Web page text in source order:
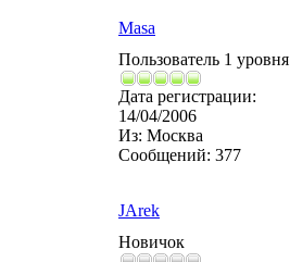
Masa
Пользователь 1 уровня
Дата регистрации:
14/04/2006
Из: Москва
Сообщений: 377
JArek
Новичок